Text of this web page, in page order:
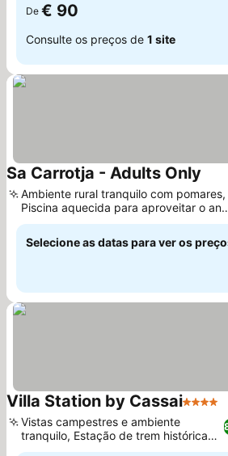
De € 90
Consulte os preços de 1 site
Sa Carrotja - Adults Only
Ambiente rural tranquilo com pomares,
Piscina aquecida para aproveitar o ano
todo
Selecione as datas para ver os
Villa Station by Cassai4
Vistas campestres e ambiente
tranquilo, Estação de trem histórica
reimaginada